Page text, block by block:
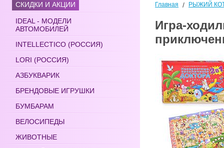
СКИДКИ И АКЦИИ
IDEAL - МОДЕЛИ
АВТОМОБИЛЕЙ
INTELLECTICO (РОССИЯ)
LORI (РОССИЯ)
АЗБУКВАРИК
БРЕНДОВЫЕ ИГРУШКИ
БУМБАРАМ
ВЕЛОСИПЕДЫ
ЖИВОТНЫЕ
Главная / РЫЖИЙ
Игра-